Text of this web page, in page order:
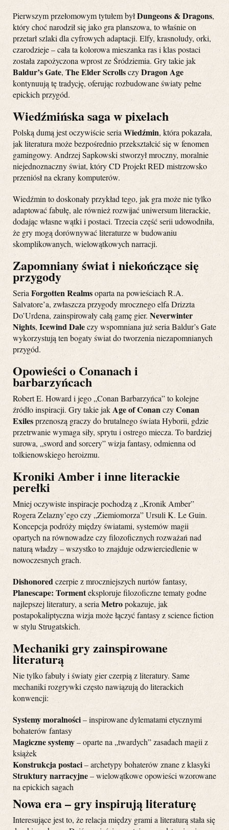
Pierwszym przełomowym tytułem byłDungeons & Dragons,
który choć narodził się jako gra planszowa, to właśnie on
przetarł szlaki dla cyfrowych adaptacji. Elfy, krasnoludy, orki,
czarodzieje – cała ta kolorowa mieszanka ras i klas postaci
została zapożyczona wprost ze Śródziemia. Gry takie jak
Baldur’s Gate, The Elder ScrollsczyDragon Age
kontynuują tę tradycję, oferując rozbudowane światy pełne
epickich przygód.
Wiedźmińska saga w pixelach
Polską dumą jest oczywiście seria Wiedźmin, która pokazała,
jak literatura może bezpośrednio przekształcić się w fenomen
gamingowy. Andrzej Sapkowski stworzył mroczny, moralnie
niejednoznaczny świat, który CD Projekt RED mistrzowsko
przeniósł na ekrany komputerów.
Wiedźmin to doskonały przykład tego, jak gra może nie tylko
adaptować fabułę, ale również rozwijać uniwersum literackie,
dodając własne wątki i postaci. Trzecia część serii udowodniła,
że gry mogą dorównywać literaturze w budowaniu
skomplikowanych, wielowątkowych narracji.
Zapomniany świat i niekończące się
przygody
Seria Forgotten Realmsoparta na powieściach R.A.
Salvatore’a, zwłaszcza przygody mrocznego elfa Drizzta
Do’Urdena, zainspirowały całą gamę gier. Neverwinter
Nights, Icewind Daleczy wspomniana już seria Baldur’s Gate
wykorzystują ten bogaty świat do tworzenia niezapomnianych
przygód.
Opowieści o Conanach i
barbarzyńcach
Robert E. Howard i jego „Conan Barbarzyńca” to kolejne
źródło inspiracji. Gry takie jakAge of ConanczyConan
Exilesprzenoszą graczy do brutalnego świata Hyborii, gdzie
przetrwanie wymaga siły, sprytu i ostrego miecza. To bardziej
surowa, „sword and sorcery” wizja fantasy, odmienna od
tolkienowskiego heroizmu.
Kroniki Amber i inne literackie
perełki
Mniej oczywiste inspiracje pochodzą z „Kronik Amber”
Rogera Zelazny’ego czy „Ziemiomorza” Ursuli K. Le Guin.
Koncepcja podróży między światami, systemów magii
opartych na równowadze czy filozoficznych rozważań nad
naturą władzy – wszystko to znajduje odzwierciedlenie w
nowoczesnych grach.
Dishonoredczerpie z mroczniejszych nurtów fantasy,
Planescape: Tormenteksploruje filozoficzne tematy godne
najlepszej literatury, a seria Metropokazuje, jak
postapokaliptyczna wizja może łączyć fantasy z science fiction
w stylu Strugatskich.
Mechaniki gry zainspirowane
literaturą
Nie tylko fabuły i światy gier czerpią z literatury. Same
mechaniki rozgrywki często nawiązują do literackich
konwencji:
Systemy moralności– inspirowane dylematami etycznymi
bohaterów fantasy
Magiczne systemy– oparte na „twardych” zasadach magii z
książek
Konstrukcja postaci– archetypy bohaterów znane z klasyki
Struktury narracyjne– wielowątkowe opowieści wzorowane
na epickich sagach
Nowa era – gry inspirują literaturę
Interesujące jest to, że relacja między grami a literaturą stała się